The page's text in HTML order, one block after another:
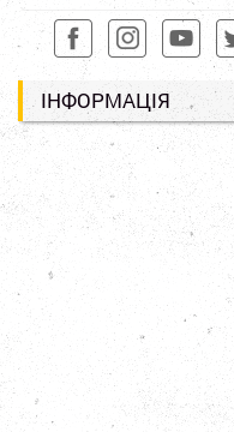
ІНФОРМАЦІЯ